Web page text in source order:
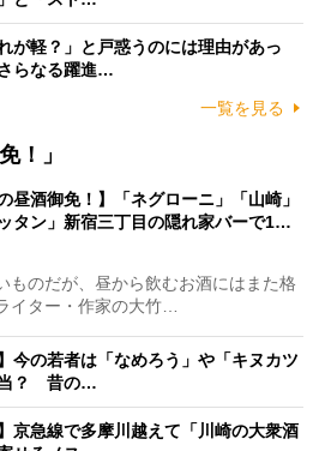
が軽？」と戸惑うのには理由があっ
らなる躍進…
一覧を見る
！」
昼酒御免！】「ネグローニ」「山崎」
ッタン」新宿三丁目の隠れ家バーで1…
のだが、昼から飲むお酒にはまた格
ター・作家の大竹…
今の若者は「なめろう」や「キヌカツ
当？ 昔の…
京急線で多摩川越えて「川崎の大衆酒